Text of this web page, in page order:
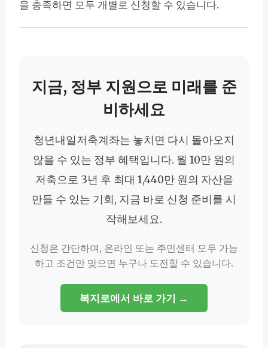
을 충족하면 모두 개별로 신청할 수 있습니다.
지금, 정부 지원으로 미래를 준
비하세요
청년내일저축계좌는 놓치면 다시 돌아오지
않을 수 있는 정부 혜택입니다. 월 10만 원의
저축으로 3년 후 최대 1,440만 원의 자산을
만들 수 있는 기회, 지금 바로 신청 준비를 시
작해보세요.
신청은 간단하며, 온라인 또는 주민센터 모두 가능
하고 조건만 맞으면 누구나 도전할 수 있습니다.
복지로에서 바로 가기 →